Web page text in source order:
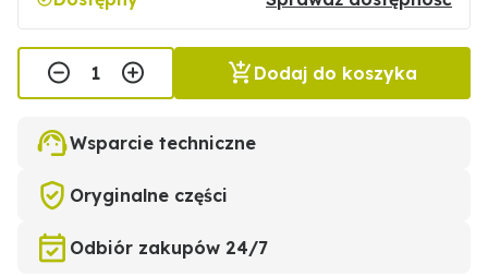
Dodaj do koszyka
Wsparcie techniczne
Oryginalne części
Odbiór zakupów 24/7